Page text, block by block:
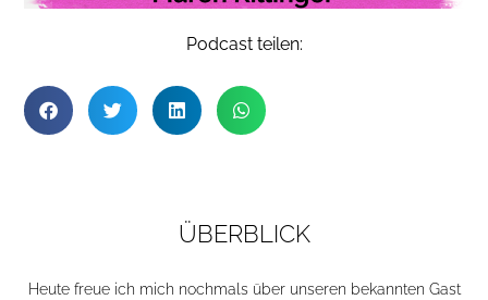
Podcast teilen:
ÜBERBLICK
Heute freue ich mich nochmals über unseren bekannten Gast